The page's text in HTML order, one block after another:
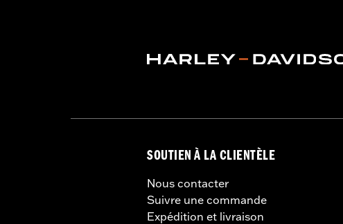
SOUTIEN À LA CLIENTÈLE
Nous contacter
Suivre une commande
Expédition et livraison